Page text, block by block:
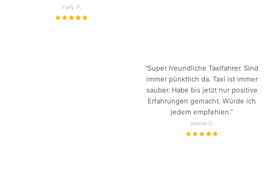
Yuriy P.
“Super freundliche Taxifahrer. Sind
immer pünktlich da. Taxi ist immer
sauber. Habe bis jetzt nur positive
Erfahrungen gemacht. Würde ich
jedem empfehlen.”
Merve S.